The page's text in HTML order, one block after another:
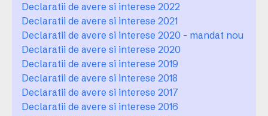
Declaratii de avere si interese 2022
Declaratii de avere si interese 2021
Declaratii de avere si interese 2020 - mandat nou
Declaratii de avere si interese 2020
Declaratii de avere si interese 2019
Declaratii de avere si interese 2018
Declaratii de avere si interese 2017
Declaratii de avere si interese 2016